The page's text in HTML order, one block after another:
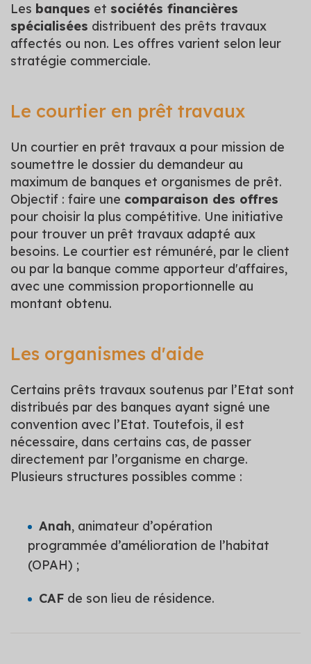
Les banques et sociétés financières
spécialisées distribuent des prêts travaux
affectés ou non. Les offres varient selon leur
stratégie commerciale.
Le courtier en prêt travaux
Un courtier en prêt travaux a pour mission de
soumettre le dossier du demandeur au
maximum de banques et organismes de prêt.
Objectif : faire une comparaison des offres
pour choisir la plus compétitive. Une initiative
pour trouver un prêt travaux adapté aux
besoins. Le courtier est rémunéré, par le client
ou par la banque comme apporteur d'affaires,
avec une commission proportionnelle au
montant obtenu.
Les organismes d'aide
Certains prêts travaux soutenus par l’Etat sont
distribués par des banques ayant signé une
convention avec l’Etat. Toutefois, il est
nécessaire, dans certains cas, de passer
directement par l’organisme en charge.
Plusieurs structures possibles comme :
Anah, animateur d’opération
programmée d’amélioration de l’habitat
(OPAH) ;
CAF de son lieu de résidence.